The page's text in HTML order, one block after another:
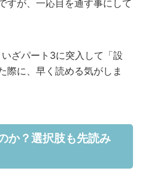
すが、一応目を通す事にして
ざパート3に突入して「設
際に、早く読める気がしま
か？選択肢も先読み